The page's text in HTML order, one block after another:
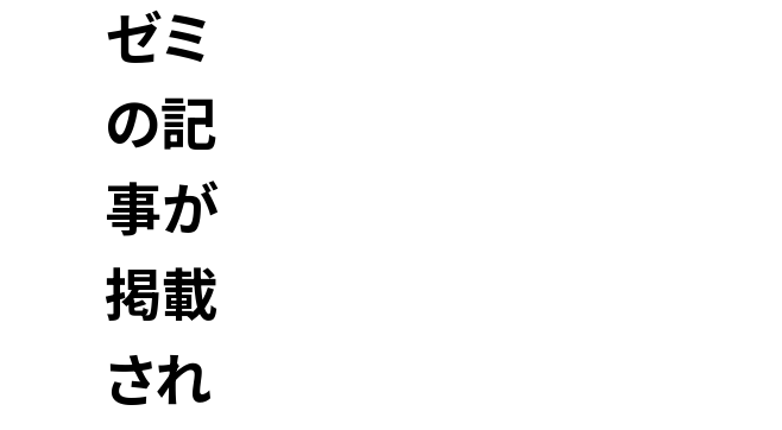
ゼミ
の記
事が
掲載
され